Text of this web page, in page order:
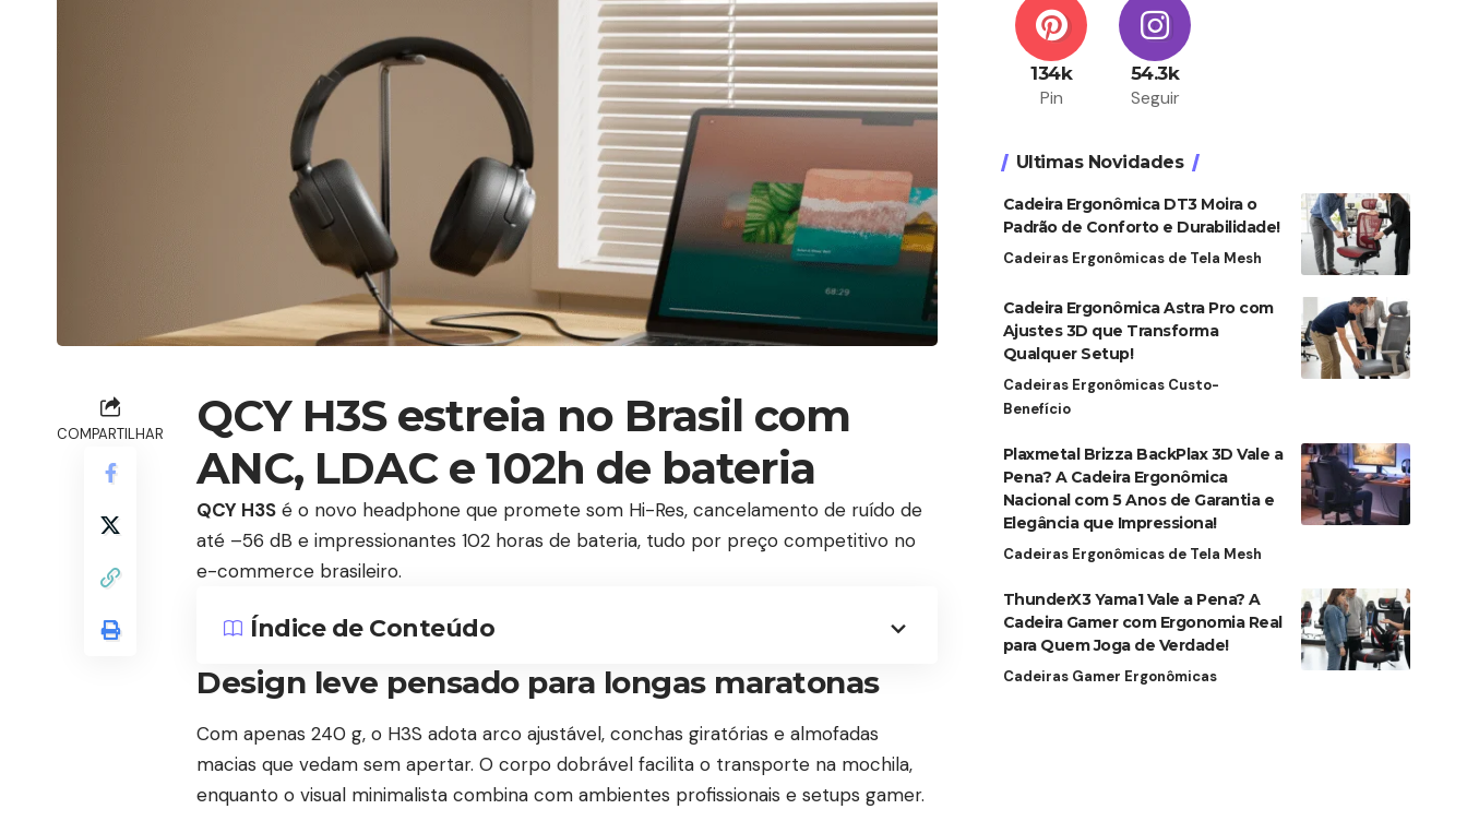
COMPARTILHAR
QCY H3S estreia no Brasil com
ANC, LDAC e 102h de bateria
QCY H3S é o novo headphone que promete som Hi-Res, cancelamento de ruído de
até –56 dB e impressionantes 102 horas de bateria, tudo por preço competitivo no
e-commerce brasileiro.
Índice de Conteúdo
Design leve pensado para longas maratonas
Com apenas 240 g, o H3S adota arco ajustável, conchas giratórias e almofadas
macias que vedam sem apertar. O corpo dobrável facilita o transporte na mochila,
enquanto o visual minimalista combina com ambientes profissionais e setups gamer.
134k
Pin
54.3k
Seguir
Ultimas Novidades
Cadeira Ergonômica DT3 Moira o
Padrão de Conforto e Durabilidade!
Cadeiras Ergonômicas de Tela Mesh
Cadeira Ergonômica Astra Pro com
Ajustes 3D que Transforma
Qualquer Setup!
Cadeiras Ergonômicas Custo-
Benefício
Plaxmetal Brizza BackPlax 3D Vale a
Pena? A Cadeira Ergonômica
Nacional com 5 Anos de Garantia e
Elegância que Impressiona!
Cadeiras Ergonômicas de Tela Mesh
ThunderX3 Yama1 Vale a Pena? A
Cadeira Gamer com Ergonomia Real
para Quem Joga de Verdade!
Cadeiras Gamer Ergonômicas